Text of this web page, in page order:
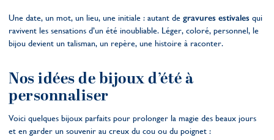
Une date, un mot, un lieu, une initiale : autant de gravures estivales qui
ravivent les sensations d’un été inoubliable. Léger, coloré, personnel, le
bijou devient un talisman, un repère, une histoire à raconter.
Nos idées de bijoux d’été à
personnaliser
Voici quelques bijoux parfaits pour prolonger la magie des beaux jours
et en garder un souvenir au creux du cou ou du poignet :